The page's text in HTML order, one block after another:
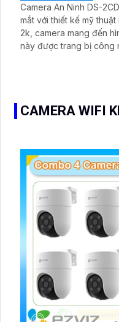
Camera An Ninh DS-
mắt với thiết kế mỹ thuật kim loại. Với độ
2k, camera mang đến hình
này được trang bị công
CAMERA WIFI